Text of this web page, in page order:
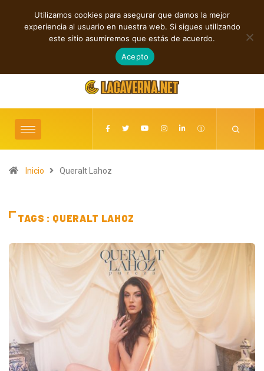
TENDENCIAS
el perdón en “WE MUST LEARN TO FORGIVE” M3TIN presenta
agosto 6, 2026
Inicio Queralt Lahoz
TAGS : QUERALT LAHOZ
Utilizamos cookies para asegurar que damos la mejor
experiencia al usuario en nuestra web. Si sigues utilizando
este sitio asumiremos que estás de acuerdo.
Acepto